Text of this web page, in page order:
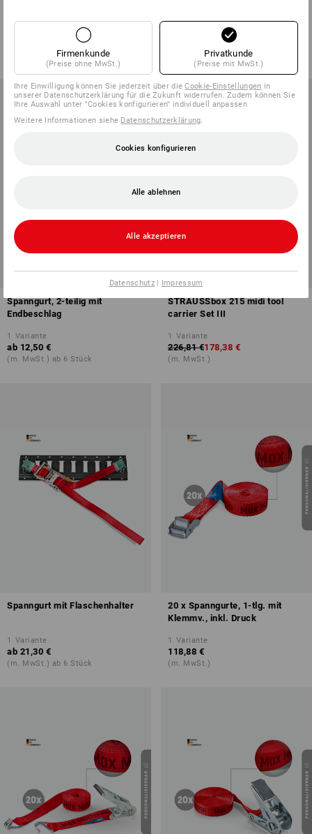
(m. MwSt.) ab 10 Sets
118,88 €
(m. MwSt.)
Spanngurt, 2-teilig mit
Endbeschlag
1 Variante
ab 12,50 €
(m. MwSt.) ab 6 Stück
SETPREIS -21%
STRAUSSbox 215 midi tool
carrier Set III
1 Variante
226,81 €178,38 €
(m. MwSt.)
Spanngurt mit Flaschenhalter
1 Variante
ab 21,30 €
(m. MwSt.) ab 6 Stück
20 x Spanngurte, 1-tlg. mit
Klemmv., inkl. Druck
1 Variante
118,88 €
(m. MwSt.)
Firmenkunde
(Preise ohne MwSt.)
Privatkunde
(Preise mit MwSt.)
Ihre Einwilligung können Sie jederzeit über dieCookie-Einstellungen in
unserer Datenschutzerklärung für die Zukunft widerrufen. Zudem können Sie
Ihre Auswahl unter "Cookies konfigurieren" individuell anpassen
Weitere Informationen siehe Datenschutzerklärung.
Cookies konfigurieren
Alle ablehnen
Alle akzeptieren
Datenschutz| Impressum